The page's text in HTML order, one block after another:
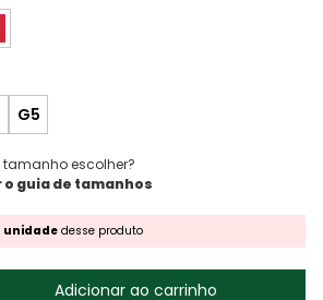
G5
escolher?
unidade desse produto
Adicionar ao carrinho